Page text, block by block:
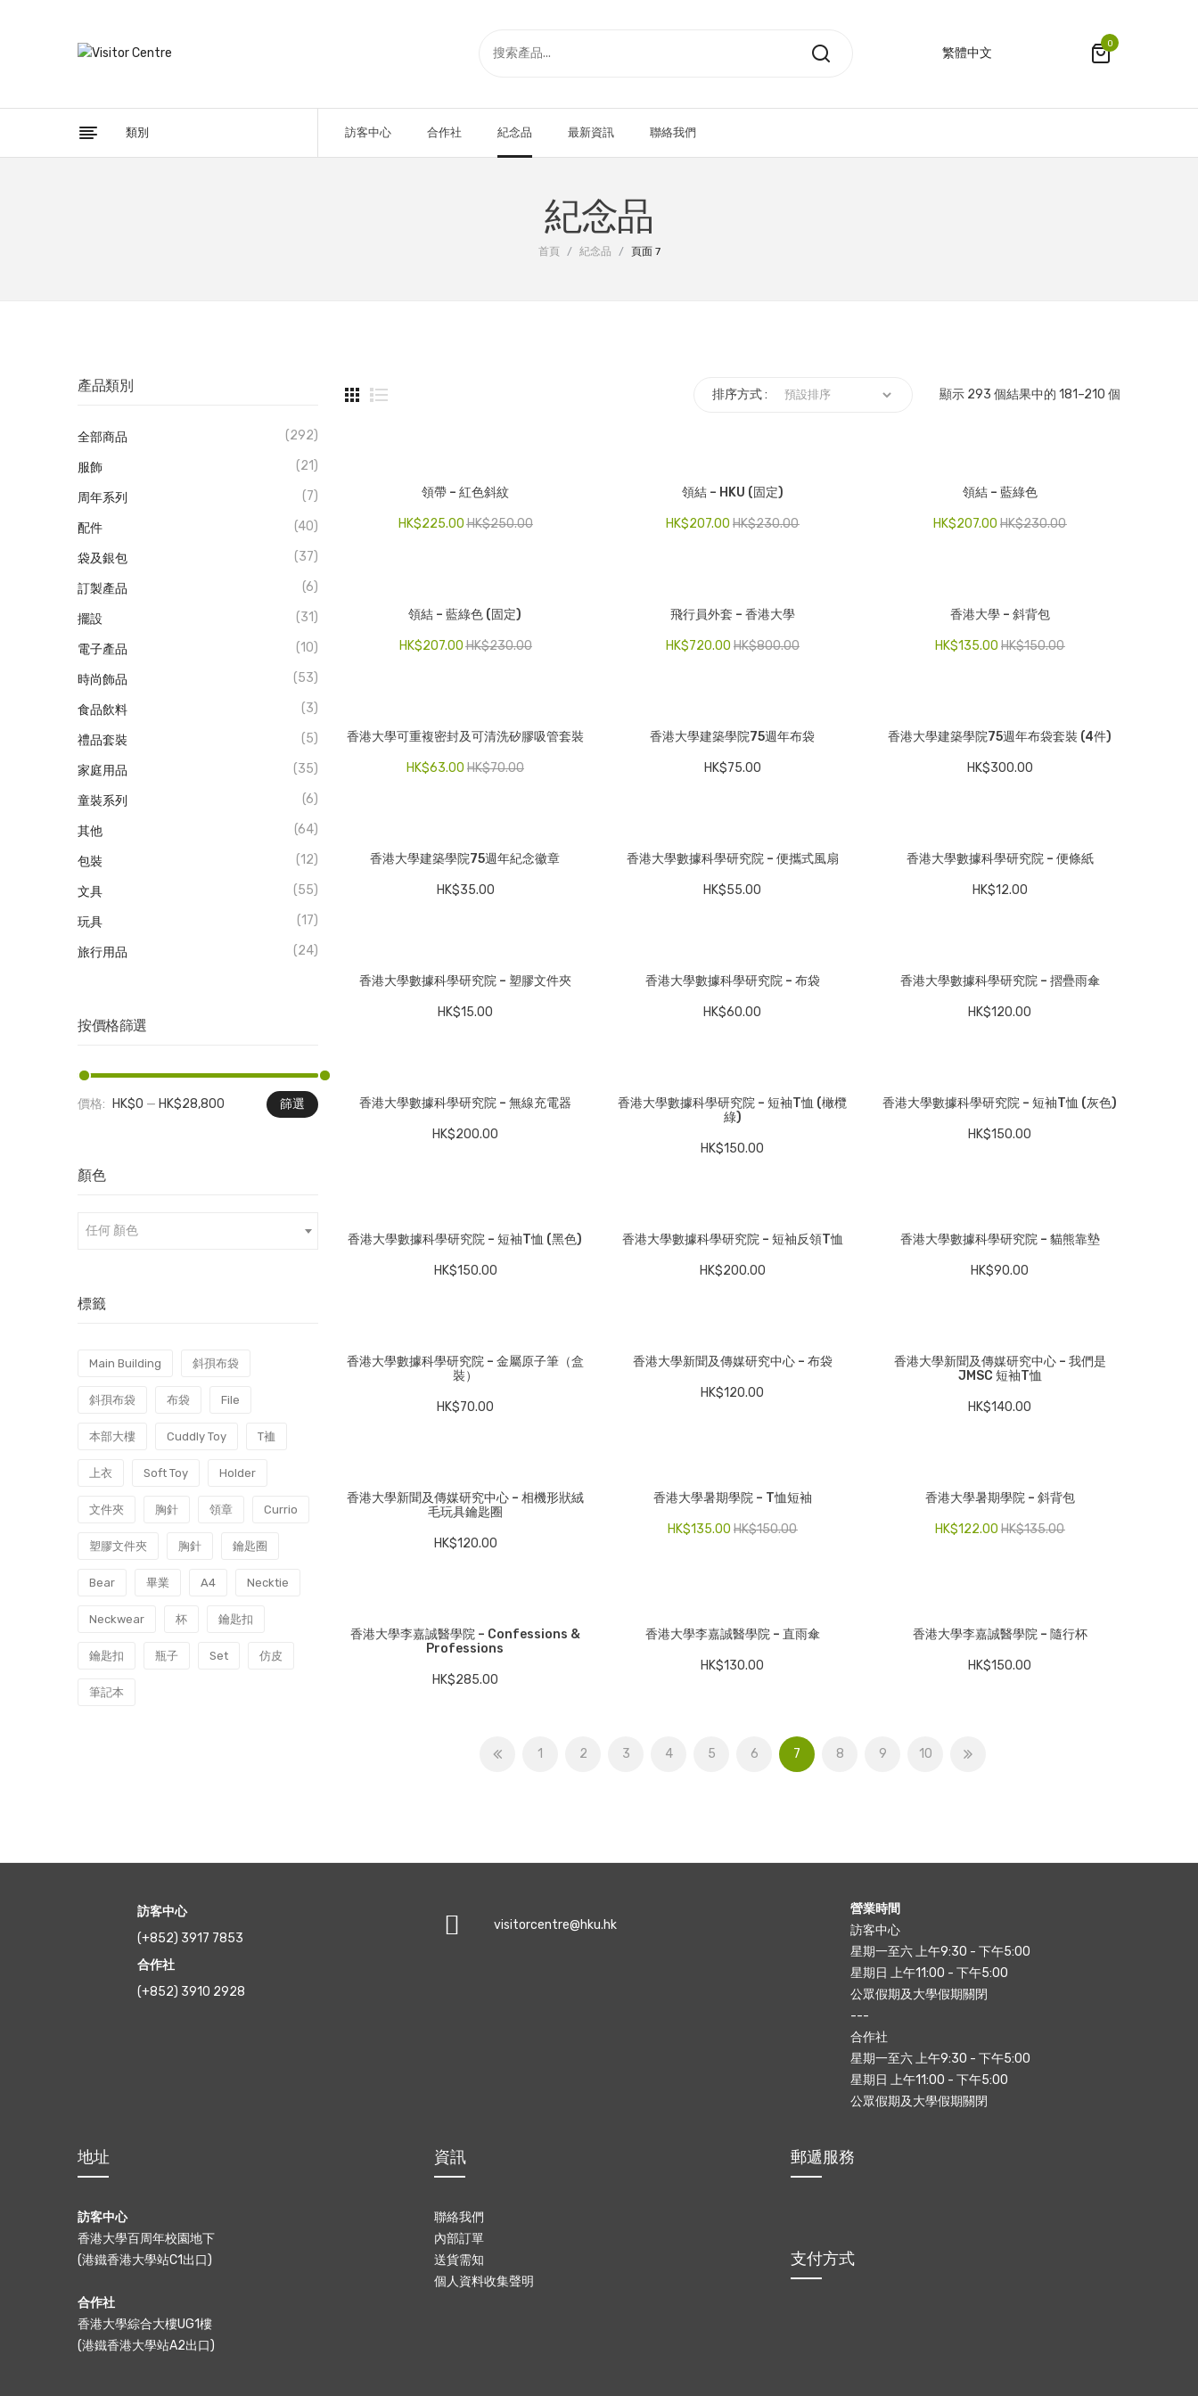
繁體中文
0
類別 訪客中心 合作社 紀念品 最新資訊 聯絡我們
紀念品
首頁 / 紀念品 / 頁面 7
產品類別
全部商品 (292)
服飾 (21)
周年系列 (7)
配件 (40)
袋及銀包 (37)
訂製產品 (6)
擺設 (31)
電子產品 (10)
時尚飾品 (53)
食品飲料 (3)
禮品套裝 (5)
家庭用品 (35)
童裝系列 (6)
其他 (64)
包裝 (12)
文具 (55)
玩具 (17)
旅行用品 (24)
按價格篩選
篩選
價格: HK$0 — HK$28,800
顏色
任何 顏色
標籤
Main Building 斜孭布袋
斜孭布袋 布袋 File
本部大樓 Cuddly Toy T裇
上衣 Soft Toy Holder
文件夾 胸針 領章 Currio
塑膠文件夾 胸針 鑰匙圈
Bear 畢業 A4 Necktie
Neckwear 杯 鑰匙扣
鑰匙扣 瓶子 Set 仿皮
筆記本
顯示 293 個結果中的 181–210 個
排序方式 :
領帶 – 紅色斜紋
HK$250.00
HK$225.00
領結 – HKU (固定)
HK$230.00
HK$207.00
領結 – 藍綠色
HK$230.00
HK$207.00
領結 – 藍綠色 (固定)
HK$230.00
HK$207.00
飛行員外套 – 香港大學
HK$800.00
HK$720.00
香港大學 – 斜背包
HK$150.00
HK$135.00
香港大學可重複密封及可清洗矽膠吸管套裝
HK$70.00
HK$63.00
香港大學建築學院75週年布袋
HK$75.00
香港大學建築學院75週年布袋套裝 (4件)
HK$300.00
香港大學建築學院75週年紀念徽章
HK$35.00
香港大學數據科學研究院 – 便攜式風扇
HK$55.00
香港大學數據科學研究院 – 便條紙
HK$12.00
香港大學數據科學研究院 – 塑膠文件夾
HK$15.00
香港大學數據科學研究院 – 布袋
HK$60.00
香港大學數據科學研究院 – 摺疊雨傘
HK$120.00
香港大學數據科學研究院 – 無線充電器
HK$200.00
香港大學數據科學研究院 – 短袖T恤 (橄欖
綠)
HK$150.00
香港大學數據科學研究院 – 短袖T恤 (灰色)
HK$150.00
香港大學數據科學研究院 – 短袖T恤 (黑色)
HK$150.00
香港大學數據科學研究院 – 短袖反領T恤
HK$200.00
香港大學數據科學研究院 – 貓熊靠墊
HK$90.00
香港大學數據科學研究院 – 金屬原子筆（盒
裝）
HK$70.00
香港大學新聞及傳媒研究中心 – 布袋
HK$120.00
香港大學新聞及傳媒研究中心 – 我們是
JMSC 短袖T恤
HK$140.00
香港大學新聞及傳媒研究中心 – 相機形狀絨
毛玩具鑰匙圈
HK$120.00
香港大學暑期學院 – T恤短袖
HK$150.00
HK$135.00
香港大學暑期學院 – 斜背包
HK$135.00
HK$122.00
香港大學李嘉誠醫學院 – Confessions &
Professions
HK$285.00
香港大學李嘉誠醫學院 – 直雨傘
HK$130.00
香港大學李嘉誠醫學院 – 隨行杯
HK$150.00
1 2 3 4 5 6 7 8 9 10
訪客中心
(+852) 3917 7853
合作社
(+852) 3910 2928
visitorcentre@hku.hk
營業時間
訪客中心
星期一至六 上午9:30 - 下午5:00
星期日 上午11:00 - 下午5:00
公眾假期及大學假期關閉
---
合作社
星期一至六 上午9:30 - 下午5:00
星期日 上午11:00 - 下午5:00
公眾假期及大學假期關閉
地址
訪客中心
香港大學百周年校園地下
(港鐵香港大學站C1出口)
合作社
香港大學綜合大樓UG1樓
(港鐵香港大學站A2出口)
資訊
聯絡我們
內部訂單
送貨需知
個人資料收集聲明
郵遞服務
支付方式